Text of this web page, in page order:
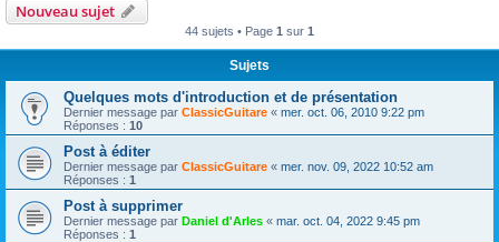
Nouveau sujet
44 sujets • Page 1 sur 1
Sujets
Quelques mots d'introduction et de présentation
Dernier message par ClassicGuitare « mer. oct. 06, 2010 9:22 pm
Réponses : 10
Post à éditer
Dernier message par ClassicGuitare « mer. nov. 09, 2022 10:52 am
Réponses : 1
Post à supprimer
Dernier message par Daniel d'Arles « mar. oct. 04, 2022 9:45 pm
Réponses : 1